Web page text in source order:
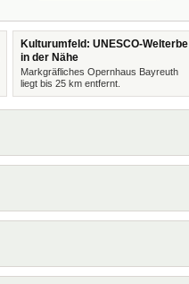
Kulturumfeld: UNESCO-Welterbe
in der Nähe
Markgräfliches Opernhaus Bayreuth
liegt bis 25 km entfernt.